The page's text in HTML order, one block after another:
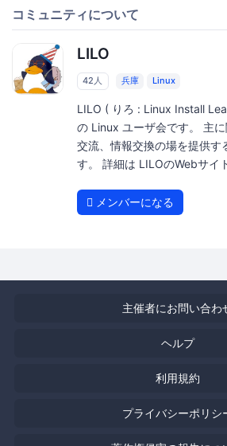
コミュニティについて
LILO
42人 兵庫 Linux
LILO ( りろ : Linux Install
の Linux ユーザ会です。 主
交流、情報交換の場を提供す
す。 詳細は LILOのWebサイ
メンバーになる
主催者にお問い合わ
ヘルプ
利用規約
プライバシーポリシ